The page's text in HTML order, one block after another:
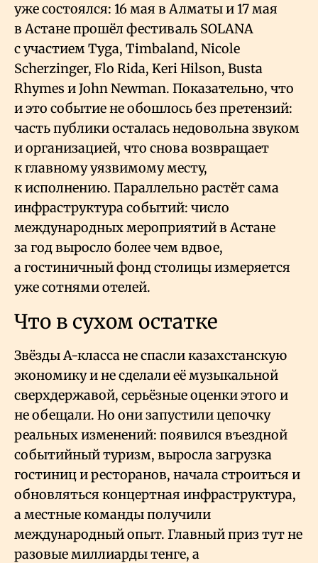
уже состоялся: 16 мая в Алматы и 17 мая
в Астане прошёл фестиваль SOLANA
с участием Tyga, Timbaland, Nicole
Scherzinger, Flo Rida, Keri Hilson, Busta
Rhymes и John Newman. Показательно, что
и это событие не обошлось без претензий:
часть публики осталась недовольна звуком
и организацией, что снова возвращает
к главному уязвимому месту,
к исполнению. Параллельно растёт сама
инфраструктура событий: число
международных мероприятий в Астане
за год выросло более чем вдвое,
а гостиничный фонд столицы измеряется
уже сотнями отелей.
Что в сухом остатке
Звёзды А-класса не спасли казахстанскую
экономику и не сделали её музыкальной
сверхдержавой, серьёзные оценки этого и
не обещали. Но они запустили цепочку
реальных изменений: появился въездной
событийный туризм, выросла загрузка
гостиниц и ресторанов, начала строиться и
обновляться концертная инфраструктура,
а местные команды получили
международный опыт. Главный приз тут не
разовые миллиарды тенге, а